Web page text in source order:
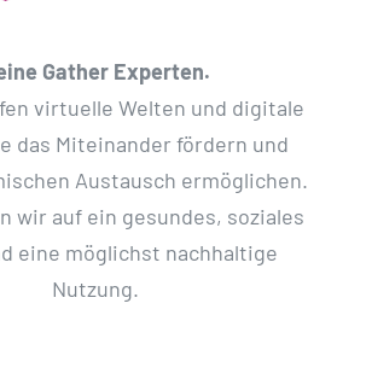
Gather Experten.
virtuelle Welten und digitale
das Miteinander fördern und
Austausch ermöglichen.
wir auf ein gesundes, soziales
eine möglichst nachhaltige
Nutzung.